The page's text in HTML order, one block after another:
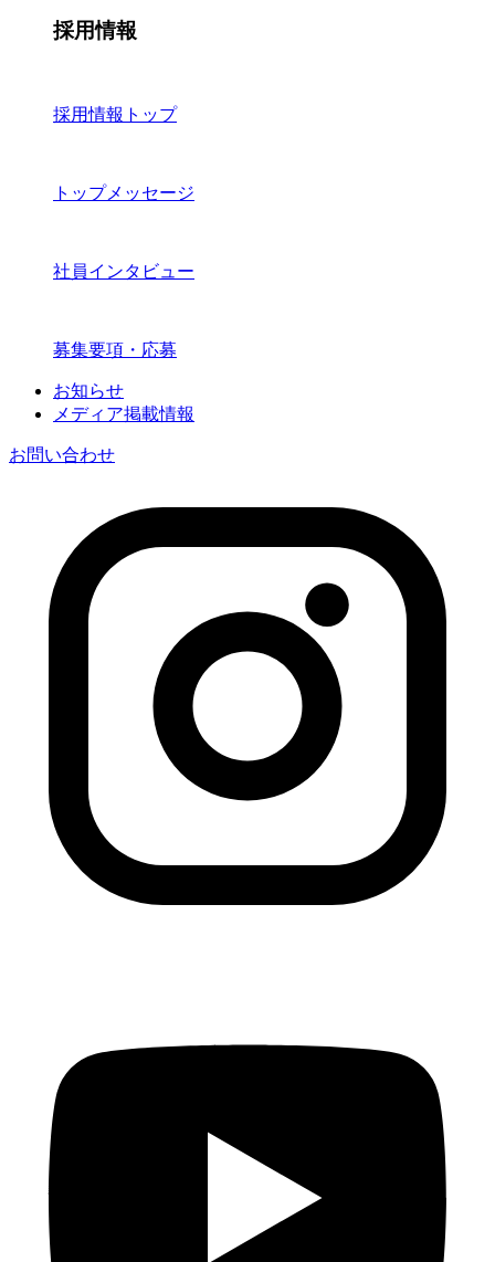
採用情報
採用情報トップ
トップメッセージ
社員インタビュー
募集要項・応募
お知らせ
メディア掲載情報
お問い合わせ